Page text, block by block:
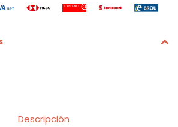
Descripción